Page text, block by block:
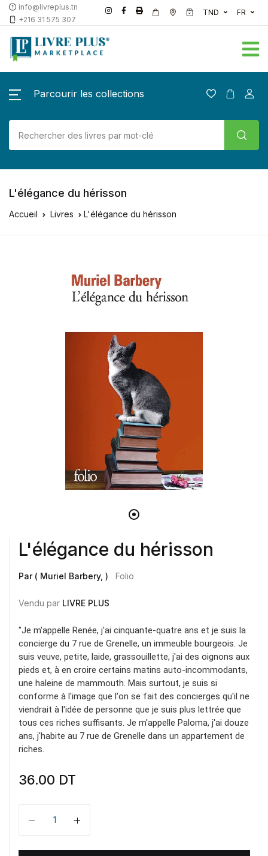
info@livreplus.tn
+216 31 575 307
TND FR
Parcourir les collections
L'élégance du hérisson
Accueil Livres L'élégance du hérisson
L'élégance du hérisson
Par ( Muriel Barbery, ) Folio
Vendu par LIVRE PLUS
"Je m'appelle Renée, j'ai cinquante-quatre ans et je suis la
concierge du 7 rue de Grenelle, un immeuble bourgeois. Je
suis veuve, petite, laide, grassouillette, j'ai des oignons aux
pieds et, à en croire certains matins auto-incommodants,
une haleine de mammouth. Mais surtout, je suis si
conforme à l'image que l'on se fait des concierges qu'il ne
viendrait à l'idée de personne que je suis plus lettrée que
tous ces riches suffisants. Je m'appelle Paloma, j'ai douze
ans, j'habite au 7 rue de Grenelle dans un appartement de
riches.
36.00 DT
Quantité